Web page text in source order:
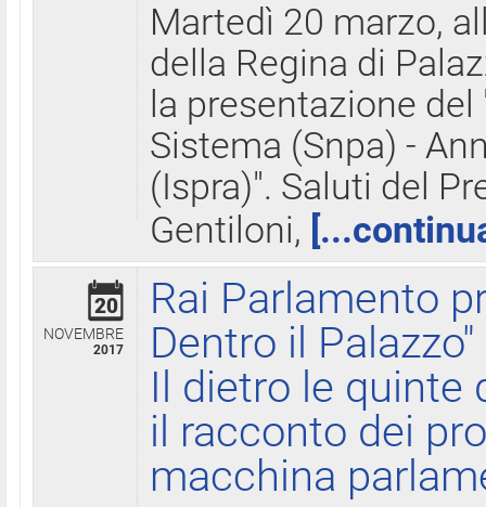
Martedì 20 marzo,
della Regina di
la presentazione
Sistema (Snpa) -
(Ispra)". Saluti del
Gentiloni,
20
NOVEMBRE
2017
Rai Parlamento
Dentro il Palazzo"
Il dietro le quinte
il racconto dei
macchina